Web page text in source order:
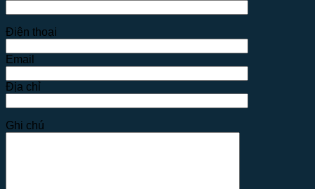
Điện thoại
Email
Địa chỉ
Ghi chú